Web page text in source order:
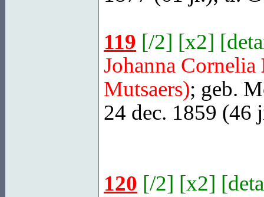
119 [/2] [x2] [
Johanna Cornelia
Mutsaers); geb.
24 dec. 1859 (46
120 [/2] [x2] [